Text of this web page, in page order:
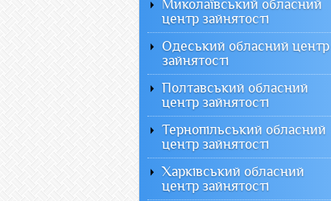
Миколаївський обласний
центр зайнятості
Одеський обласний центр
зайнятості
Полтавський обласний
центр зайнятості
Тернопільський обласний
центр зайнятості
Харківський обласний
центр зайнятості